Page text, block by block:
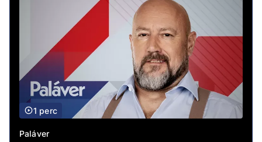
1 perc
Paláver